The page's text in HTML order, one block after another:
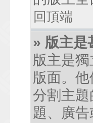
回頂端
» 版主是
版主是
版面。
分割主
題、廣告